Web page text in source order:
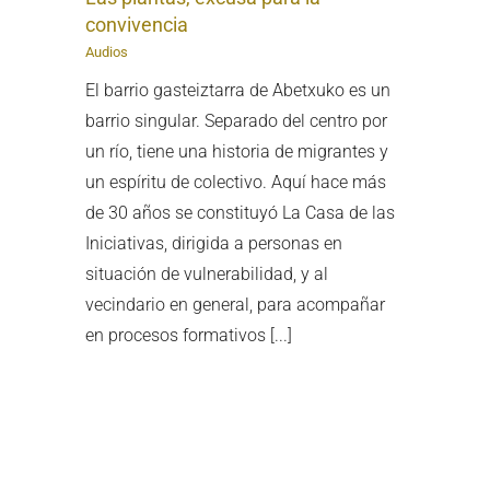
convivencia
Audios
El barrio gasteiztarra de Abetxuko es un
barrio singular. Separado del centro por
un río, tiene una historia de migrantes y
un espíritu de colectivo. Aquí hace más
de 30 años se constituyó La Casa de las
Iniciativas, dirigida a personas en
situación de vulnerabilidad, y al
vecindario en general, para acompañar
en procesos formativos [...]